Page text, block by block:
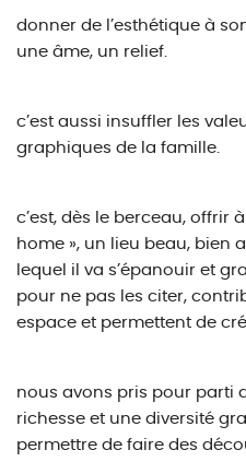
donner de l’esthétique à
une âme, un relief.
c’est aussi insuffler les
graphiques de la famille.
c’est, dès le berceau, offrir
home », un lieu beau, bien
lequel il va s’épanouir et
pour ne pas les citer,
espace et permettent de
nous avons pris pour parti
richesse et une diversité
permettre de faire des